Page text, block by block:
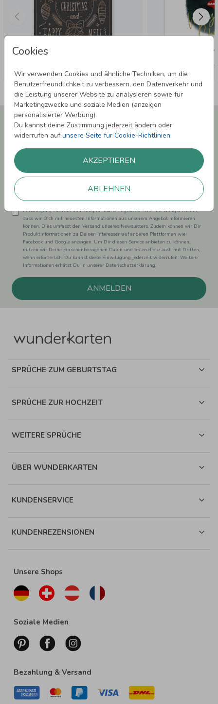
Cookies
Wir verwenden Cookies und ähnliche Techniken, um die
Benutzerfreundlichkeit zu verbessern, den Datenverkehr und
die Leistung unserer Website zu analysieren sowie für
Marketingzwecke und soziale Medien (anzeigen
personalisierter Werbung).
Du kannst deine Zustimmung jederzeit ändern oder
widerrufen aufunsere Seite für Cookie-Richtlinien.
AKZEPTIEREN
ABLEHNEN
Newsletter abonnieren und 5,00 € Rabatt**
sichern!
Laufenden.
Einwilligung zur Datennutzung für Marketingzwecke: Hiermit willigst Du ein,
dass wir Dich mit neuesten Informationen aus unserem Angebot informieren
können. Dies umfasst den Versand unseres Newsletters. Zudem können wir Dir
Produktinformationen zu Deinen Interessen auf anderen Plattformen wie
Facebook und Google anzeigen. Um Dir diesen Service anbieten zu können,
nutzen wir Deine personenbezogenen Daten und teilen diese auch mit Dritten,
wenn erforderlich. Du kannst diese Einwilligung jederzeit widerrufen. Weitere
Informationen erhätst Du in unserer Datenschutzerklärung.
ANMELDEN
SPRÜCHE ZUM GEBURTSTAG
SPRÜCHE ZUR HOCHZEIT
WEITERE SPRÜCHE
ÜBER WUNDERKARTEN
KUNDENSERVICE
KUNDENREZENSIONEN
Unsere Shops
Soziale Medien
Bezahlung & Versand